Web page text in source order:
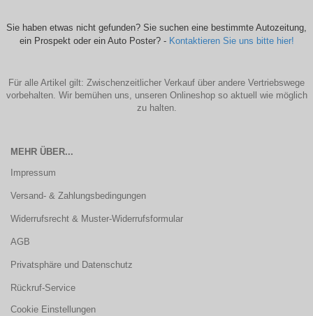
Sie haben etwas nicht gefunden? Sie suchen eine bestimmte Autozeitung,
ein Prospekt oder ein Auto Poster? - Kontaktieren Sie uns bitte hier!
Für alle Artikel gilt: Zwischenzeitlicher Verkauf über andere Vertriebswege
vorbehalten. Wir bemühen uns, unseren Onlineshop so aktuell wie möglich
zu halten.
MEHR ÜBER...
Impressum
Versand- & Zahlungsbedingungen
Widerrufsrecht & Muster-Widerrufsformular
AGB
Privatsphäre und Datenschutz
Rückruf-Service
Cookie Einstellungen